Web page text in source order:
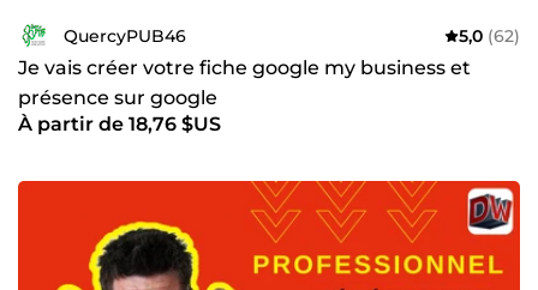
QuercyPUB46 5,0 (62)
Je vais créer votre fiche google my business et
présence sur google
À partir de 18,76 $US